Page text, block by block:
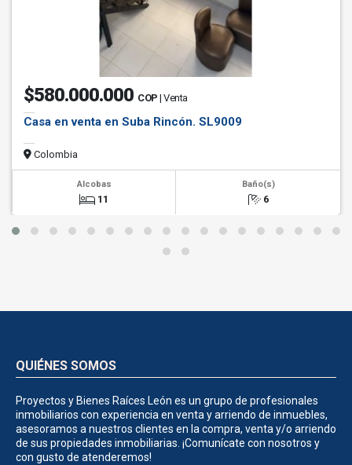
$580.000.000 COP | Venta
Casa en venta en Suba Rincón. SL9009
Colombia
Alcobas
11
Baño(s)
6
QUIÉNES SOMOS
Proyectos y Bienes Raíces León es un grupo de profesionales
inmobiliarios con experiencia en venta y arriendo de inmuebles,
asesoramos a nuestros clientes en la compra, venta y/o arriendo
de sus propiedades inmobiliarias. ¡Comunícate con nosotros y
con gusto de atenderemos!